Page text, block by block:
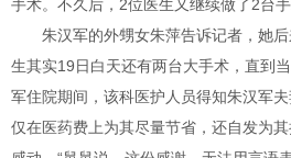
手术。不久后，2位医生又继续做了2台
朱汉军的外甥女朱萍告诉记者，她后
生其实19日白天还有两台大手术，直到
军住院期间，该科医护人员得知朱汉军
仅在医药费上为其尽量节省，还自发为